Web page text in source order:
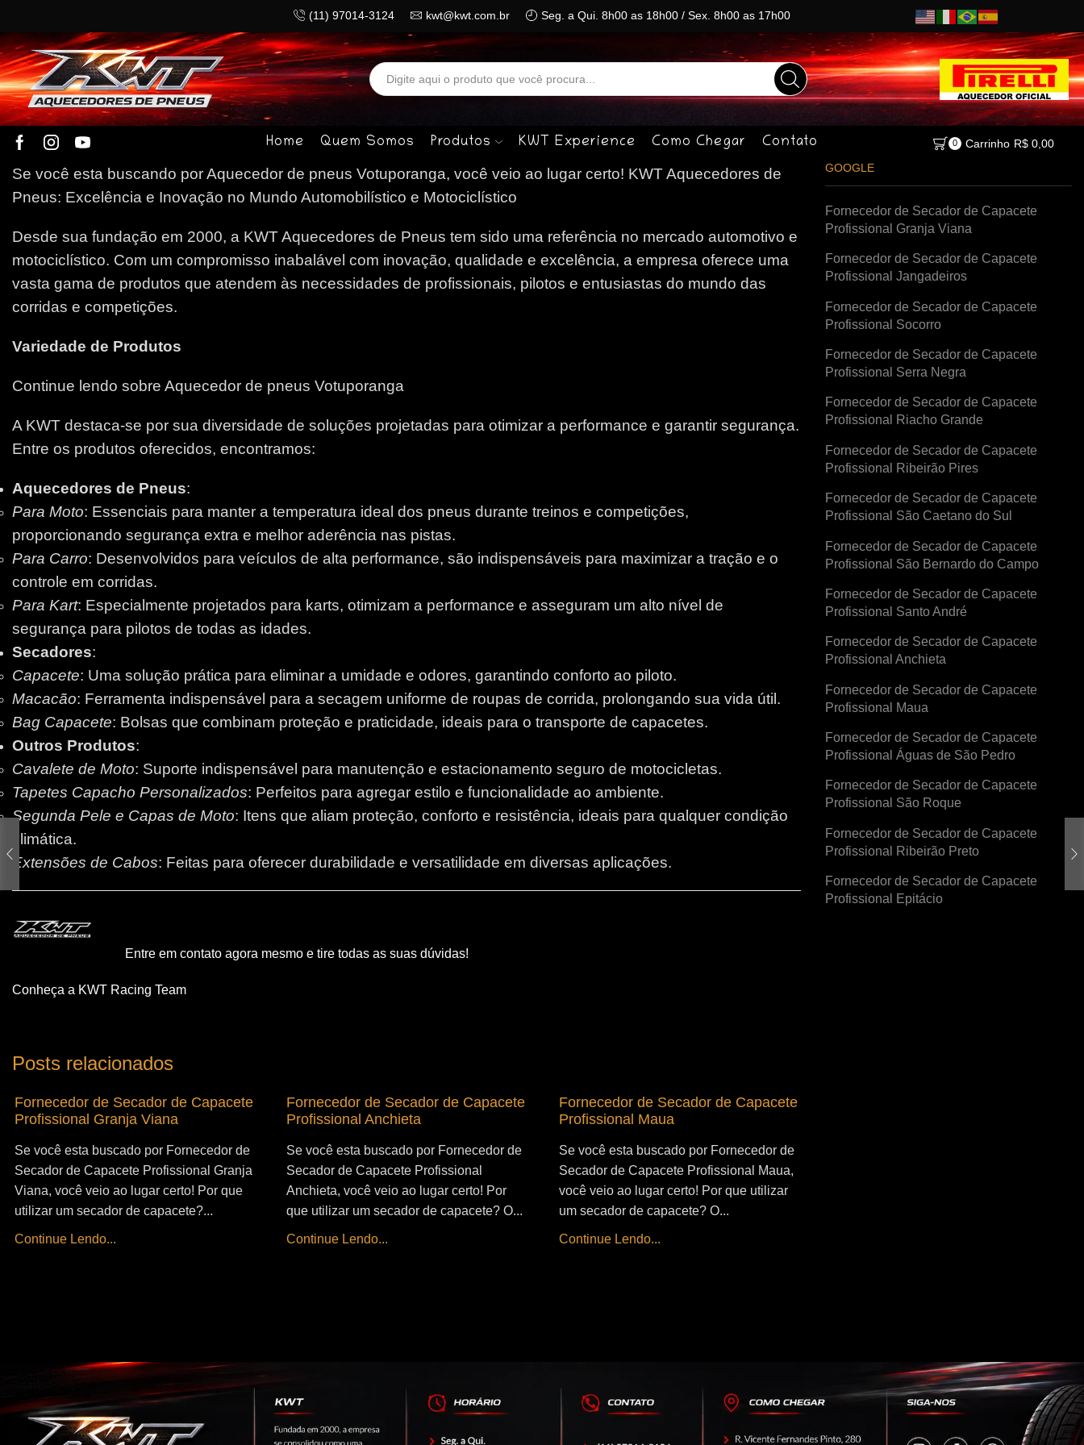
(11) 97014-3124 kwt@kwt.com.br Seg. a Qui. 8h00 as 18h00 / Sex. 8h00 as 17h00
Search
input
Home Quem Somos Produtos KWT Experience Como Chegar Contato 0 Carrinho R$0,00
Se você esta buscando por Aquecedor de pneus Votuporanga, você veio ao lugar certo! KWT Aquecedores de
Pneus: Excelência e Inovação no Mundo Automobilístico e Motociclístico
Desde sua fundação em 2000, a KWT Aquecedores de Pneus tem sido uma referência no mercado automotivo e
motociclístico. Com um compromisso inabalável com inovação, qualidade e excelência, a empresa oferece uma
vasta gama de produtos que atendem às necessidades de profissionais, pilotos e entusiastas do mundo das
corridas e competições.
Variedade de Produtos
Continue lendo sobre Aquecedor de pneus Votuporanga
A KWT destaca-se por sua diversidade de soluções projetadas para otimizar a performance e garantir segurança.
Entre os produtos oferecidos, encontramos:
Aquecedores de Pneus:
Para Moto: Essenciais para manter a temperatura ideal dos pneus durante treinos e competições,
proporcionando segurança extra e melhor aderência nas pistas.
Para Carro: Desenvolvidos para veículos de alta performance, são indispensáveis para maximizar a tração e o
controle em corridas.
Para Kart: Especialmente projetados para karts, otimizam a performance e asseguram um alto nível de
segurança para pilotos de todas as idades.
Secadores:
Capacete: Uma solução prática para eliminar a umidade e odores, garantindo conforto ao piloto.
Macacão: Ferramenta indispensável para a secagem uniforme de roupas de corrida, prolongando sua vida útil.
Bag Capacete: Bolsas que combinam proteção e praticidade, ideais para o transporte de capacetes.
Outros Produtos:
Cavalete de Moto: Suporte indispensável para manutenção e estacionamento seguro de motocicletas.
Tapetes Capacho Personalizados: Perfeitos para agregar estilo e funcionalidade ao ambiente.
Segunda Pele e Capas de Moto: Itens que aliam proteção, conforto e resistência, ideais para qualquer condição
climática.
Extensões de Cabos: Feitas para oferecer durabilidade e versatilidade em diversas aplicações.
Entre em contato agora mesmo e tire todas as suas dúvidas!
Conheça a KWT Racing Team
Posts relacionados
Fornecedor de Secador de Capacete
Profissional Granja Viana
Se você esta buscado por Fornecedor de
Secador de Capacete Profissional Granja
Viana, você veio ao lugar certo! Por que
utilizar um secador de capacete?...
Continue Lendo...
Fornecedor de Secador de Capacete
Profissional Anchieta
Se você esta buscado por Fornecedor de
Secador de Capacete Profissional
Anchieta, você veio ao lugar certo! Por
que utilizar um secador de capacete? O...
Continue Lendo...
Fornecedor de Secador de Capacete
Profissional Maua
Se você esta buscado por Fornecedor de
Secador de Capacete Profissional Maua,
você veio ao lugar certo! Por que utilizar
um secador de capacete? O...
Continue Lendo...
GOOGLE
Fornecedor de Secador de Capacete
Profissional Granja Viana
Fornecedor de Secador de Capacete
Profissional Jangadeiros
Fornecedor de Secador de Capacete
Profissional Socorro
Fornecedor de Secador de Capacete
Profissional Serra Negra
Fornecedor de Secador de Capacete
Profissional Riacho Grande
Fornecedor de Secador de Capacete
Profissional Ribeirão Pires
Fornecedor de Secador de Capacete
Profissional São Caetano do Sul
Fornecedor de Secador de Capacete
Profissional São Bernardo do Campo
Fornecedor de Secador de Capacete
Profissional Santo André
Fornecedor de Secador de Capacete
Profissional Anchieta
Fornecedor de Secador de Capacete
Profissional Maua
Fornecedor de Secador de Capacete
Profissional Águas de São Pedro
Fornecedor de Secador de Capacete
Profissional São Roque
Fornecedor de Secador de Capacete
Profissional Ribeirão Preto
Fornecedor de Secador de Capacete
Profissional Epitácio